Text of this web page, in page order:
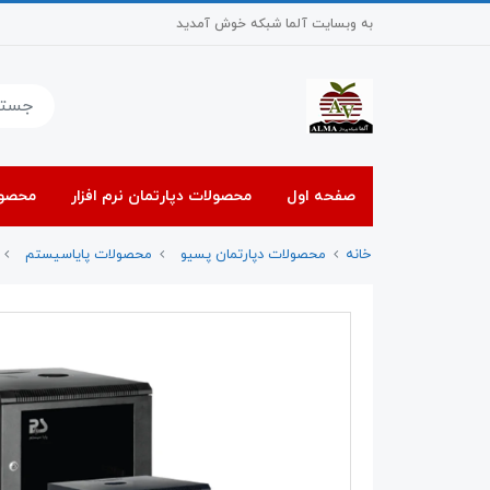
به وبسایت آلما شبکه خوش آمدید
صفحه اول محصولات دپارتمان نرم افزار
خانه محصولات دپارتمان پسیو محصولات پایاسیستم